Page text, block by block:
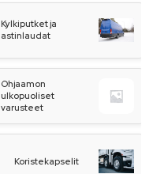
Kylkiputket ja
astinlaudat
Ohjaamon
ulkopuoliset
varusteet
Koristekapselit